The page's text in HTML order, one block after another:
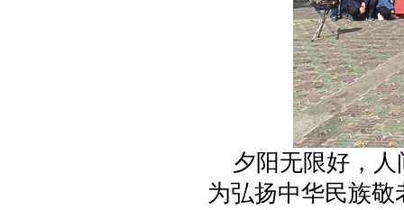
夕阳无限好，人
为弘扬中华民族